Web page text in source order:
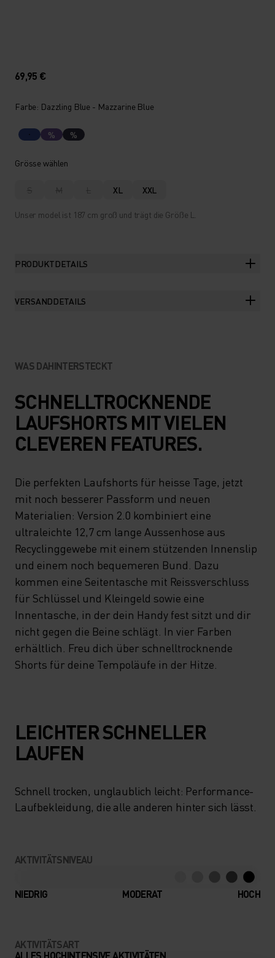
69,95 €
Farbe: Dazzling Blue - Mazzarine Blue
% %
Grösse wählen
S M L XL XXL
Unser model ist 187 cm groß und trägt die Größe L.
PRODUKTDETAILS
VERSANDDETAILS
WAS DAHINTERSTECKT
SCHNELLTROCKNENDE
LAUFSHORTS MIT VIELEN
CLEVEREN FEATURES.
Die perfekten Laufshorts für heisse Tage, jetzt
mit noch besserer Passform und neuen
Materialien: Version 2.0 kombiniert eine
ultraleichte 12,7 cm lange Aussenhose aus
Recyclinggewebe mit einem stützenden Innenslip
und einem noch bequemeren Bund. Dazu
kommen eine Seitentasche mit Reissverschluss
für Schlüssel und Kleingeld sowie eine
Innentasche, in der dein Handy fest sitzt und dir
nicht gegen die Beine schlägt. In vier Farben
erhältlich. Freu dich über schnelltrocknende
Shorts für deine Tempoläufe in der Hitze.
LEICHTER SCHNELLER
LAUFEN
Schnell trocken, unglaublich leicht: Performance-
Laufbekleidung, die alle anderen hinter sich lässt.
AKTIVITÄTSNIVEAU
NIEDRIG MODERAT HOCH
AKTIVITÄTSART
ALLES HOCHINTENSIVE AKTIVITÄTEN